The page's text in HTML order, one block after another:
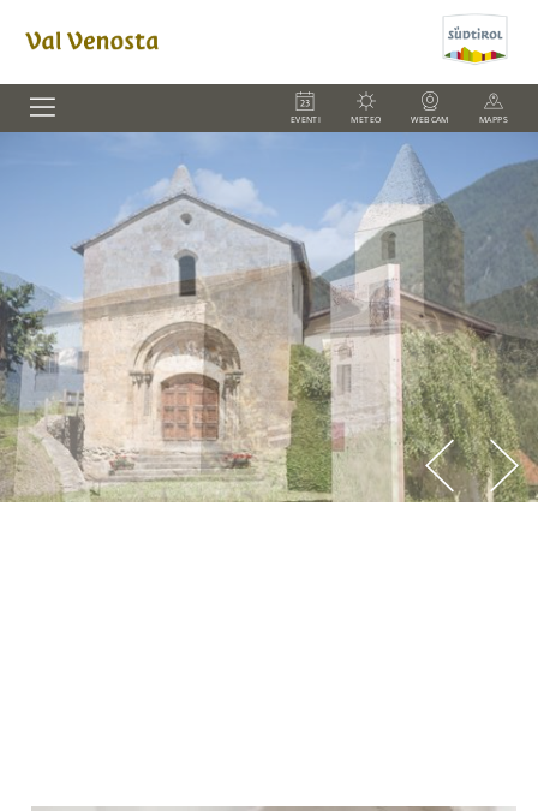
EVENTI METEO WEBCAM MAPPS